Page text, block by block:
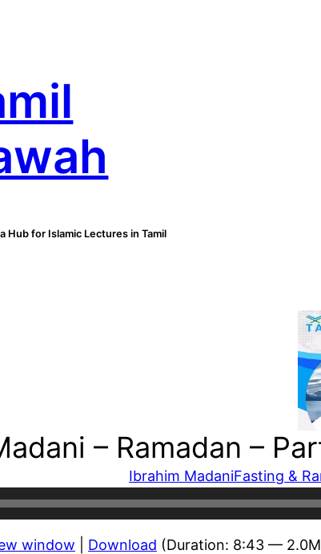
Hub for Islamic Lectures in Tamil
– Ramadan –
Ibrahim MadaniFasting &
window Download (Duration: 8:43 —